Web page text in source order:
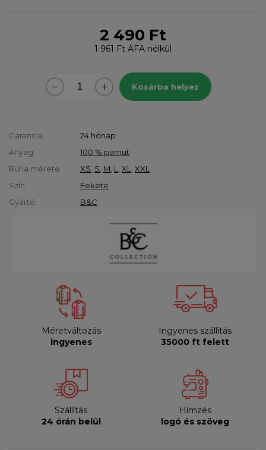
2 490 Ft
1 961 Ft ÁFA nélkül
Kosárba helyez
Garancia
24 hónap
Anyag
100 % pamut
Ruha mérete
XS S M L XL
XXL
Szín
Fekete
Gyártó
B&C
Méretváltozás
ingyenes
Ingyenes szállítás
35000 ft felett
Szállítás
24 órán belül
Hímzés
logó és szöveg